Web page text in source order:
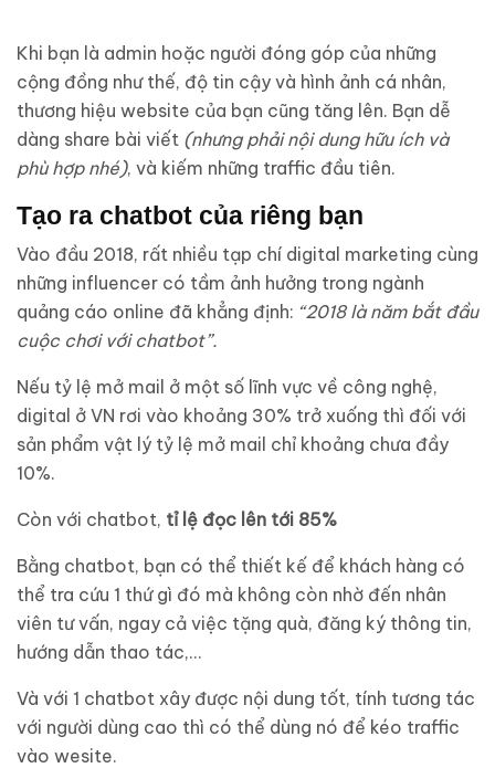
Khi bạn là admin hoặc người đóng góp của những
cộng đồng như thế, độ tin cậy và hình ảnh cá nhân,
thương hiệu website của bạn cũng tăng lên. Bạn dễ
dàng share bài viết (nhưng phải nội dung hữu ích và
phù hợp nhé), và kiếm những traffic đầu tiên.
Tạo ra chatbot của riêng bạn
Vào đầu 2018, rất nhiều tạp chí digital marketing cùng
những influencer có tầm ảnh hưởng trong ngành
quảng cáo online đã khẳng định: “2018 là năm bắt đầu
cuộc chơi với chatbot”.
Nếu tỷ lệ mở mail ở một số lĩnh vực về công nghệ,
digital ở VN rơi vào khoảng 30% trở xuống thì đối với
sản phẩm vật lý tỷ lệ mở mail chỉ khoảng chưa đầy
10%.
Còn với chatbot, tỉ lệ đọc lên tới 85%
Bằng chatbot, bạn có thể thiết kế để khách hàng có
thể tra cứu 1 thứ gì đó mà không còn nhờ đến nhân
viên tư vấn, ngay cả việc tặng quà, đăng ký thông tin,
hướng dẫn thao tác,…
Và với 1 chatbot xây được nội dung tốt, tính tương tác
với người dùng cao thì có thể dùng nó để kéo traffic
vào wesite.